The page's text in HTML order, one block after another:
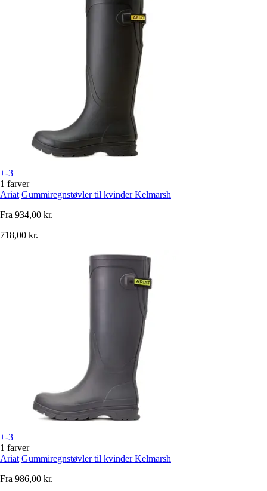
+-3
1 farver
Ariat Gummiregnstøvler til kvinder Kelmarsh
Fra 934,00 kr.
718,00 kr.
+-3
1 farver
Ariat Gummiregnstøvler til kvinder Kelmarsh
Fra 986,00 kr.